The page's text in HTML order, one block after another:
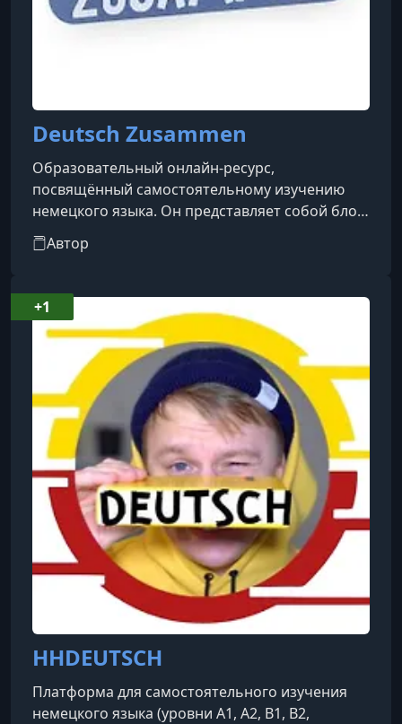
Deutsch Zusammen
Образовательный онлайн-ресурс,
посвящённый самостоятельному изучению
немецкого языка. Он представляет собой блог
и платформу с учебными материалами, где
собраны статьи, упражнения, лексика и
доступной форме. Проект создан
преподавателем немецкого языка Региной
Янгалиной и включает как бесплатный контент
(статьи, разборы, выражения), так и платные
цифровые продукты — курсы, пособия и
обучающие материалы, которые п
Автор
HHDEUTSCH
Платформа для самостоятельного изучения
немецкого языка (уровни A1, A2, B1, B2,
+1